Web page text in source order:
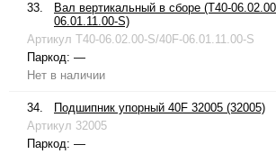
33.
Вал вертикальный в сборе (T40-
06.01.11.00-S)
Артикул T40-06.02.00-S/40F-06.01.11.00-S
Паркод: —
Нет в наличии
34.
Подшипник упорный 40F 32005 (32005)
Артикул 32005
Паркод: —